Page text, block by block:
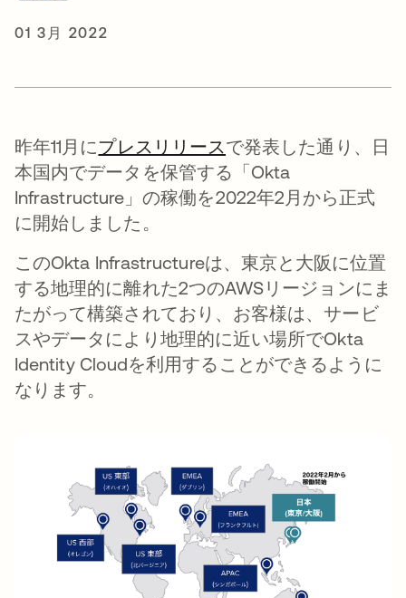
01 3月 2022
昨年11月にプレスリリースで発表した通り、日
本国内でデータを保管する「Okta
Infrastructure」の稼働を2022年2月から正式
に開始しました。
このOkta Infrastructureは、東京と大阪に位置
する地理的に離れた2つのAWSリージョンにま
たがって構築されており、お客様は、サービ
スやデータにより地理的に近い場所でOkta
Identity Cloudを利用することができるように
なります。